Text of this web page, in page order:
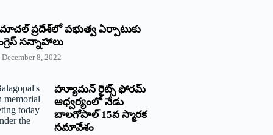
‌ప్రదేశ్‌లో పభుత్వ ఏర్పాటుకు
‌సన్నాహాలు
December 8, 2022
హ్యూమన్‌ రైట్స్‌ ఫోరమ్‌
ఆధ్వర్యంలో నేడు
బాలగోపాల్‌ 15వ స్మారక
సమావేశం